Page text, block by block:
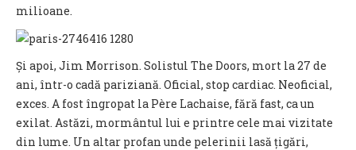
milioane.
Și apoi, Jim Morrison. Solistul The Doors, mort la 27 de
ani, într-o cadă pariziană. Oficial, stop cardiac. Neoficial,
exces. A fost îngropat la Père Lachaise, fără fast, ca un
exilat. Astăzi, mormântul lui e printre cele mai vizitate
din lume. Un altar profan unde pelerinii lasă țigări,